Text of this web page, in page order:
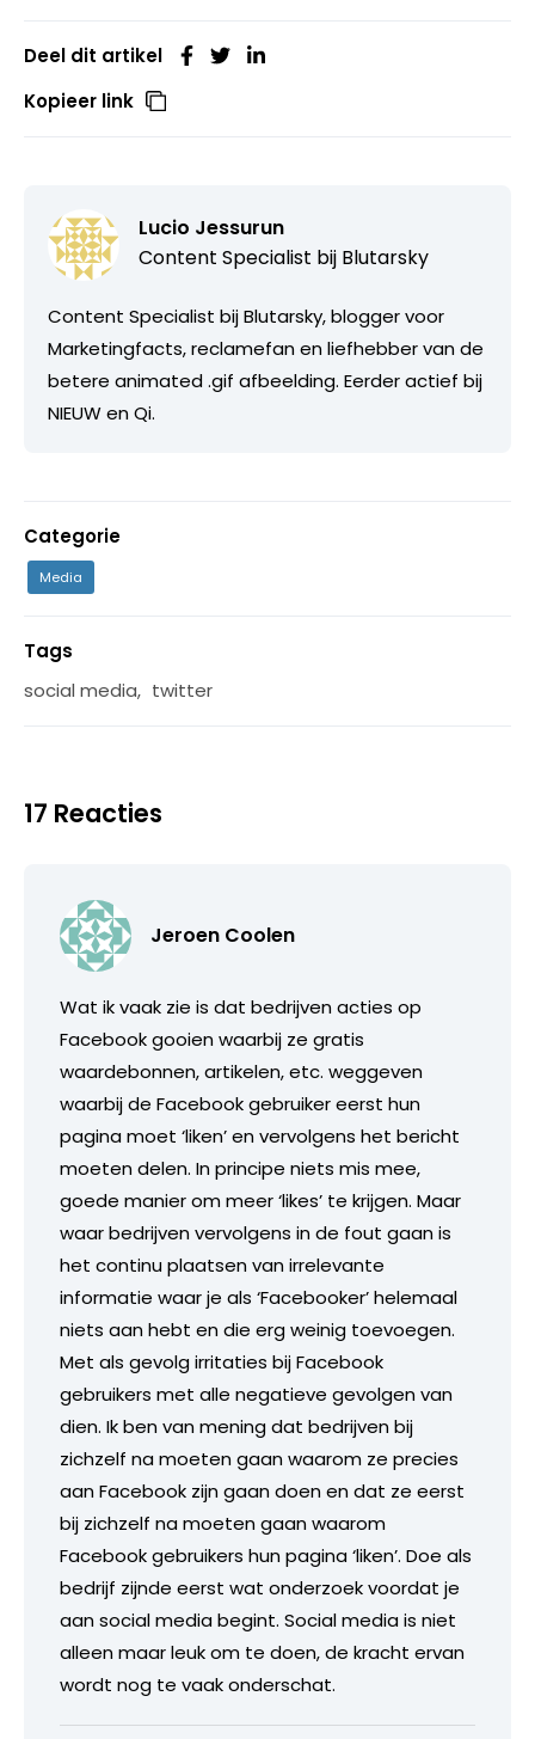
Deel dit artikel
Kopieer link
Lucio Jessurun
Content Specialist bij Blutarsky
Content Specialist bij Blutarsky, blogger voor
Marketingfacts, reclamefan en liefhebber van de
betere animated .gif afbeelding. Eerder actief bij
NIEUW en Qi.
Categorie
Media
Tags
social media, twitter
17 Reacties
Jeroen Coolen
Wat ik vaak zie is dat bedrijven acties op
Facebook gooien waarbij ze gratis
waardebonnen, artikelen, etc. weggeven
waarbij de Facebook gebruiker eerst hun
pagina moet ‘liken’ en vervolgens het bericht
moeten delen. In principe niets mis mee,
goede manier om meer ‘likes’ te krijgen. Maar
waar bedrijven vervolgens in de fout gaan is
het continu plaatsen van irrelevante
informatie waar je als ‘Facebooker’ helemaal
niets aan hebt en die erg weinig toevoegen.
Met als gevolg irritaties bij Facebook
gebruikers met alle negatieve gevolgen van
dien. Ik ben van mening dat bedrijven bij
zichzelf na moeten gaan waarom ze precies
aan Facebook zijn gaan doen en dat ze eerst
bij zichzelf na moeten gaan waarom
Facebook gebruikers hun pagina ‘liken’. Doe als
bedrijf zijnde eerst wat onderzoek voordat je
aan social media begint. Social media is niet
alleen maar leuk om te doen, de kracht ervan
wordt nog te vaak onderschat.